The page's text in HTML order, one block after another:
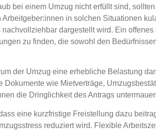
bei einem Umzug nicht erfüllt sind,
Arbeitgeber:innen in solchen Situationen
dargestellt wird. Ein
zu finden, die sowohl den
der Umzug eine erhebliche Belastung
Dokumente wie Mietverträge,
die Dringlichkeit des Antrags
eine kurzfristige Freistellung dazu
reduziert wird. Flexible